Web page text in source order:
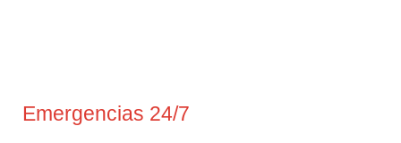
Emergencias 24/7